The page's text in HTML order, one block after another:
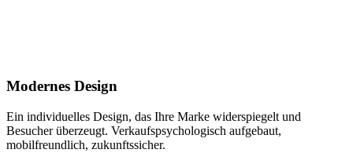
Modernes Design
Ein individuelles Design, das Ihre Marke widerspiegelt und
Besucher überzeugt. Verkaufspsychologisch aufgebaut,
mobilfreundlich, zukunftssicher.